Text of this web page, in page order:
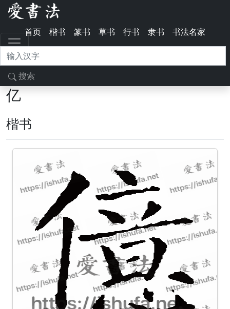
首页 楷书 篆书 草书 行书 隶书 书法名家
搜索
亿
楷书